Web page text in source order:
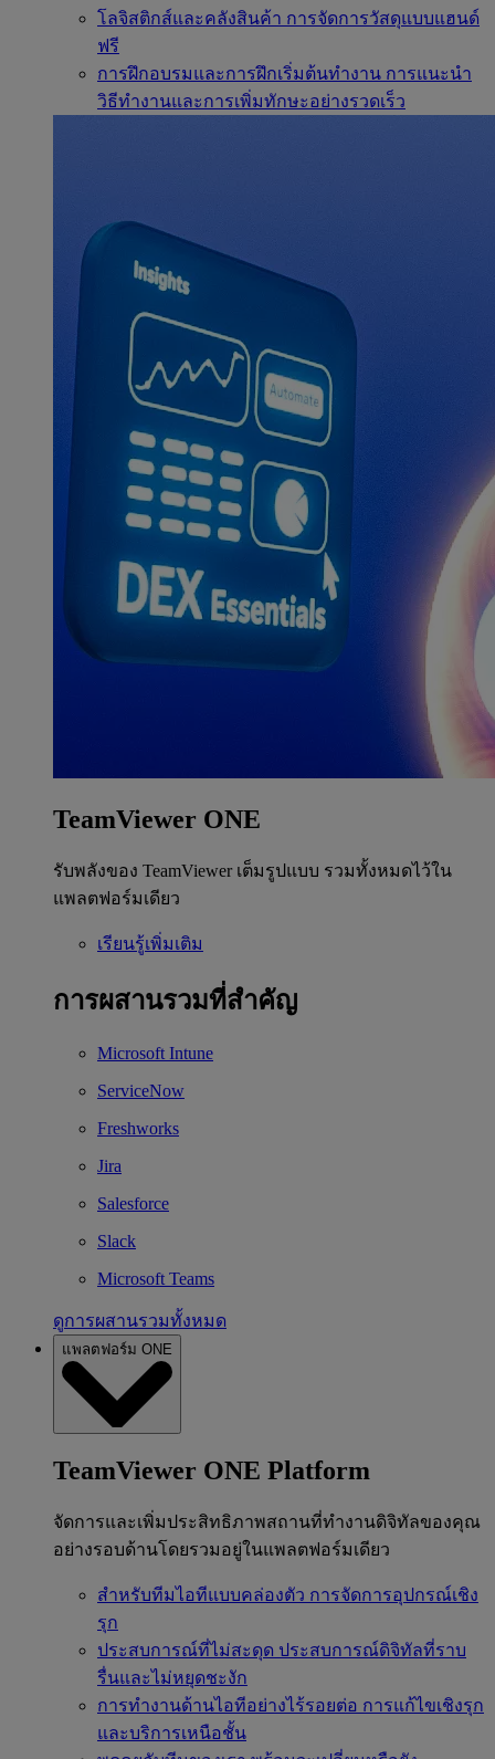
โลจิสติกส์และคลังสินค้า การจัดการวัสดุแบบแฮนด์
ฟรี
การฝึกอบรมและการฝึกเริ่มต้นทำงาน การแนะนำ
วิธีทำงานและการเพิ่มทักษะอย่างรวดเร็ว
TeamViewer ONE
รับพลังของ TeamViewer เต็มรูปแบบ รวมทั้งหมดไว้ใน
แพลตฟอร์มเดียว
เรียนรู้เพิ่มเติม
การผสานรวมที่สำคัญ
Microsoft Intune
ServiceNow
Freshworks
Jira
Salesforce
Slack
Microsoft Teams
ดูการผสานรวมทั้งหมด
แพลตฟอร์ม ONE
TeamViewer ONE Platform
จัดการและเพิ่มประสิทธิภาพสถานที่ทำงานดิจิทัลของคุณ
อย่างรอบด้านโดยรวมอยู่ในแพลตฟอร์มเดียว
สำหรับทีมไอทีแบบคล่องตัว การจัดการอุปกรณ์เชิง
รุก
ประสบการณ์ที่ไม่สะดุด ประสบการณ์ดิจิทัลที่ราบ
รื่นและไม่หยุดชะงัก
การทำงานด้านไอทีอย่างไร้รอยต่อ การแก้ไขเชิงรุก
และบริการเหนือชั้น